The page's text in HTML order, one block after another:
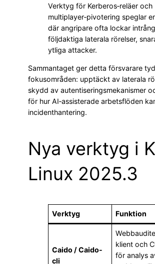
Verktyg för Kerberos‑reläer och
multiplayer‑pivotering speglar
där angripare ofta lockar
följdaktiga laterala rörelser,
ytliga attacker.
Sammantaget ger detta försvarare
fokusområden: upptäckt av laterala
skydd av autentiseringsmekanismer
för hur AI‑assisterade arbetsflöden
incidenthantering.
Nya verktyg i
Linux 2025.3
Verktyg Funktion
Caido / Caido-
cli
klient och
för analys